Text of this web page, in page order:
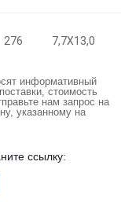
276 7,7X13,0
информативный
стоимость
нам запрос на
указанному на
ссылку: